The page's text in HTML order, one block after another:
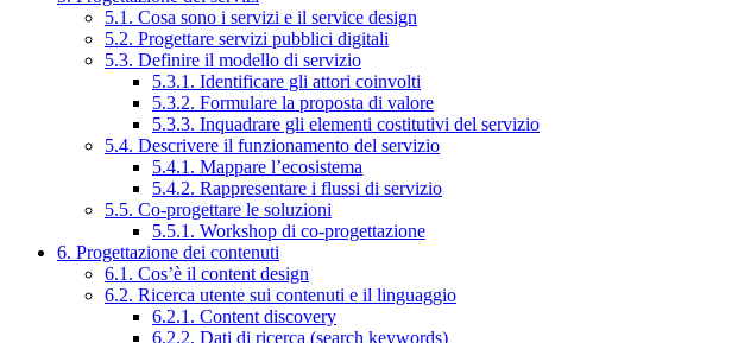
5.1. Cosa sono i servizi e il service design
5.2. Progettare servizi pubblici digitali
5.3. Definire il modello di servizio
5.3.1. Identificare gli attori coinvolti
5.3.2. Formulare la proposta di valore
5.3.3. Inquadrare gli elementi costitutivi del servizio
5.4. Descrivere il funzionamento del servizio
5.4.1. Mappare l’ecosistema
5.4.2. Rappresentare i flussi di servizio
5.5. Co-progettare le soluzioni
5.5.1. Workshop di co-progettazione
6. Progettazione dei contenuti
6.1. Cos’è il content design
6.2. Ricerca utente sui contenuti e il linguaggio
6.2.1. Content discovery
6.2.2. Dati di ricerca (search keywords)